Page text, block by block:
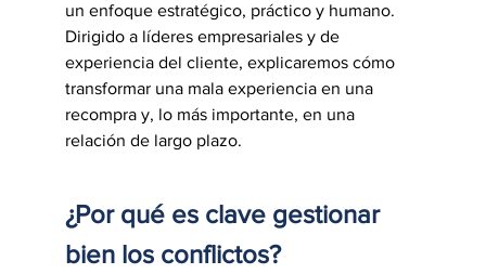
un enfoque estratégico, práctico y humano.
Dirigido a líderes empresariales y de
experiencia del cliente, explicaremos cómo
transformar una mala experiencia en una
recompra y, lo más importante, en una
relación de largo plazo.
¿Por qué es clave gestionar
bien los conflictos?